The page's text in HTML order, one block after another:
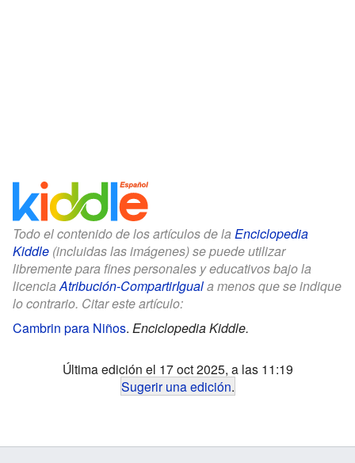
Todo el contenido de los artículos de la Enciclopedia
Kiddle (incluidas las imágenes) se puede utilizar
libremente para fines personales y educativos bajo la
licenciaAtribución-CompartirIguala menos que se indique
lo contrario. Citar este artículo:
Cambrin para Niños. Enciclopedia Kiddle.
Última edición el 17 oct 2025, a las 11:19
Sugerir una edición.